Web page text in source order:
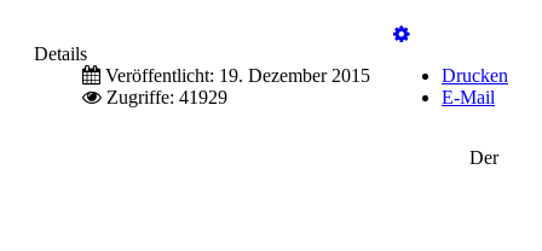
Details
Veröffentlicht: 19. Dezember 2015
Zugriffe: 41929
Drucken
E-Mail
Der